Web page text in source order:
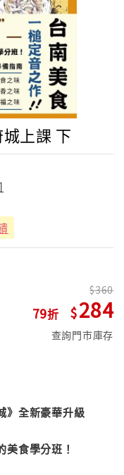
上課 下
79
360
284
查詢門市庫存
》全新豪華升級
美食學分班！